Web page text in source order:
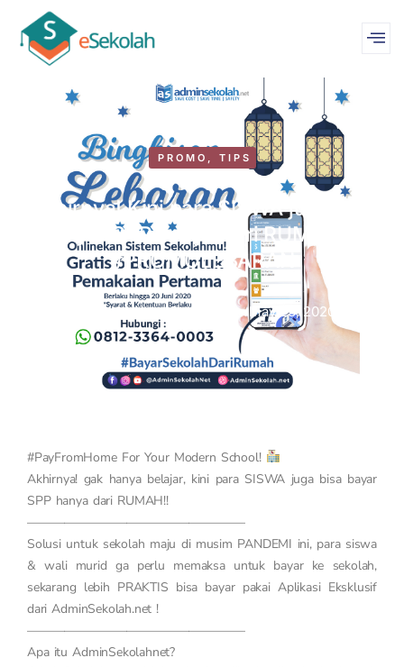
PROMO , TIPS
Akhirnya! Kini para SISWA juga bisa
bayar SPP hanya dari RUMAH!!
#PROMOLEBARAN
WebMastereSekolah May 23, 2020
#PayFromHome For Your Modern School!
Akhirnya! gak hanya belajar, kini para SISWA juga bisa bayar
SPP hanya dari RUMAH!!
—————————————————–
Solusi untuk sekolah maju di musim PANDEMI ini, para siswa
& wali murid ga perlu memaksa untuk bayar ke sekolah,
sekarang lebih PRAKTIS bisa bayar pakai Aplikasi Eksklusif
dari AdminSekolah.net !
—————————————————–
Apa itu AdminSekolahnet?